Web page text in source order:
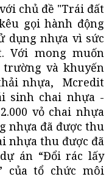
chủ đề "Trái đất
gọi hành động
dụng nhựa vì sức
Với mong muốn
và khuyến
nhựa, Mcredit
sinh chai nhựa -
vỏ chai nhựa
nhựa đã được thu
nhựa thu được đã
án “Đổi rác lấy
của tổ chức môi